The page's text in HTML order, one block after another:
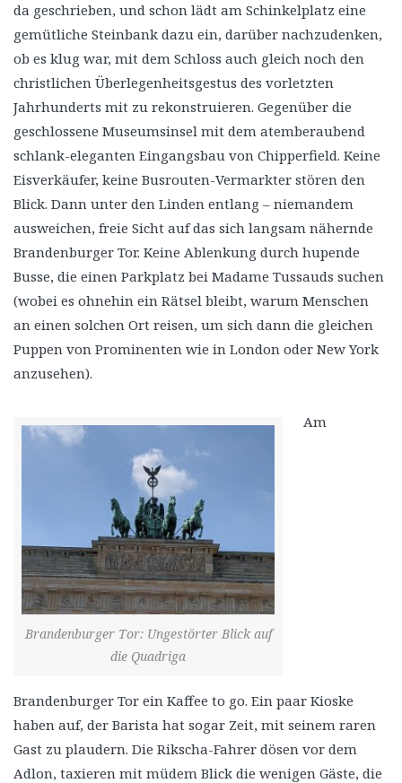
da geschrieben, und schon lädt am Schinkelplatz eine
gemütliche Steinbank dazu ein, darüber nachzudenken,
ob es klug war, mit dem Schloss auch gleich noch den
christlichen Überlegenheitsgestus des vorletzten
Jahrhunderts mit zu rekonstruieren. Gegenüber die
geschlossene Museumsinsel mit dem atemberaubend
schlank-eleganten Eingangsbau von Chipperfield. Keine
Eisverkäufer, keine Busrouten-Vermarkter stören den
Blick. Dann unter den Linden entlang – niemandem
ausweichen, freie Sicht auf das sich langsam nähernde
Brandenburger Tor. Keine Ablenkung durch hupende
Busse, die einen Parkplatz bei Madame Tussauds suchen
(wobei es ohnehin ein Rätsel bleibt, warum Menschen
an einen solchen Ort reisen, um sich dann die gleichen
Puppen von Prominenten wie in London oder New York
anzusehen).
Brandenburger Tor: Ungestörter Blick auf
die Quadriga
Am
Brandenburger Tor ein Kaffee to go. Ein paar Kioske
haben auf, der Barista hat sogar Zeit, mit seinem raren
Gast zu plaudern. Die Rikscha-Fahrer dösen vor dem
Adlon, taxieren mit müdem Blick die wenigen Gäste, die